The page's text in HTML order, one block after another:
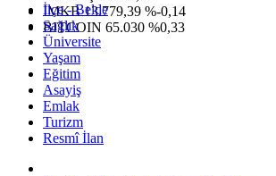
IMKB13.779,39 %-0,14
BITCOIN 65.030 %0,33
İlçe - Belde
Sağlık
Üniversite
Yaşam
Eğitim
Asayiş
Emlak
Turizm
Resmî İlan